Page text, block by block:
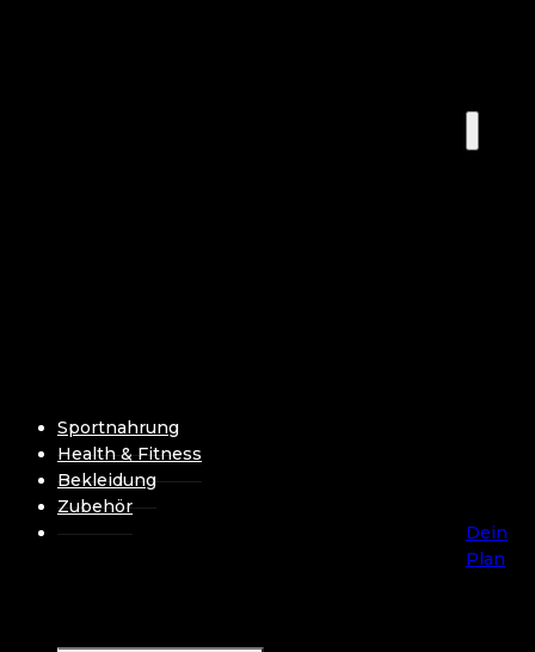
Sportnahrung
Health & Fitness
Bekleidung
Zubehör
Dein
Plan